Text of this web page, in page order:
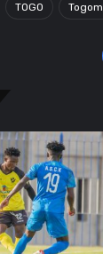
TOGO